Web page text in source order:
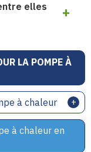
LA POMPE À
à chaleur
à chaleur en
elles